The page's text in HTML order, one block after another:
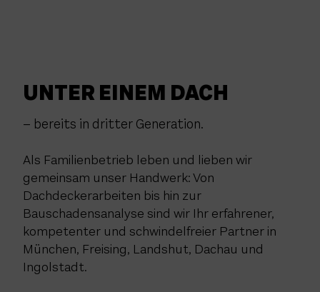
UNTER EINEM DACH
– bereits in dritter Generation.
Als Familienbetrieb leben und lieben wir
gemeinsam unser Handwerk: Von
Dachdeckerarbeiten bis hin zur
Bauschadensanalyse sind wir Ihr erfahrener,
kompetenter und schwindelfreier Partner in
München, Freising, Landshut, Dachau und
Ingolstadt.